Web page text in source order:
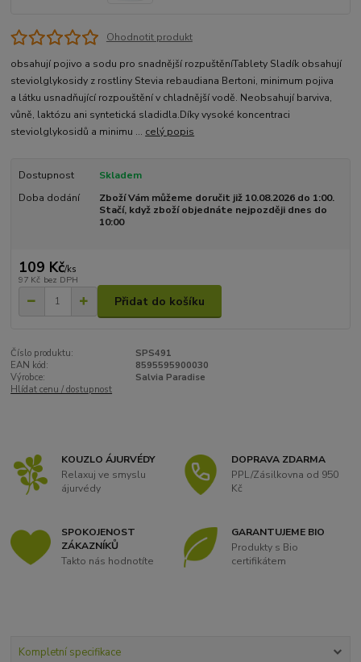
Ohodnotit produkt
obsahují pojivo a sodu pro snadnější rozpuštěníTablety Sladík obsahují
steviolglykosidy z rostliny Stevia rebaudiana Bertoni, minimum pojiva
a látku usnadňující rozpouštění v chladnější vodě. Neobsahují barviva,
vůně, laktózu ani syntetická sladidla.Díky vysoké koncentraci
steviolglykosidů a minimu ... celý popis
Dostupnost
Skladem
Doba dodání
Zboží Vám můžeme doručit již 10.08.2026 do 1:00.
Stačí, když zboží objednáte nejpozději dnes do
10:00
109 Kč/ks
97 Kč bez DPH
Přidat do košíku
Číslo produktu:
SPS491
EAN kód:
8595595900030
Výrobce:
Salvia Paradise
Hlídat cenu / dostupnost
KOUZLO ÁJURVÉDY
Relaxuj ve smyslu
ájurvédy
DOPRAVA ZDARMA
PPL/Zásilkovna od 950
Kč
SPOKOJENOST
ZÁKAZNÍKŮ
Takto nás hodnotíte
GARANTUJEME BIO
Produkty s Bio
certifikátem
Kompletní specifikace